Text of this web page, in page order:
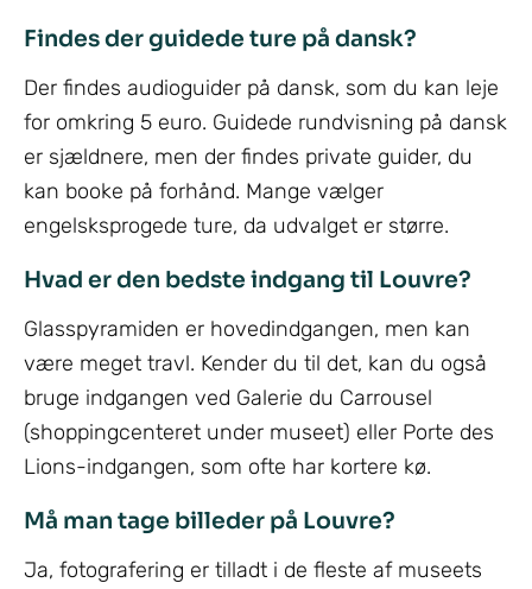
Findes der guidede ture på dansk?
Der findes audioguider på dansk, som du kan leje
for omkring 5 euro. Guidede rundvisning på dansk
er sjældnere, men der findes private guider, du
kan booke på forhånd. Mange vælger
engelsksprogede ture, da udvalget er større.
Hvad er den bedste indgang til Louvre?
Glasspyramiden er hovedindgangen, men kan
være meget travl. Kender du til det, kan du også
bruge indgangen ved Galerie du Carrousel
(shoppingcenteret under museet) eller Porte des
Lions-indgangen, som ofte har kortere kø.
Må man tage billeder på Louvre?
Ja, fotografering er tilladt i de fleste af museets